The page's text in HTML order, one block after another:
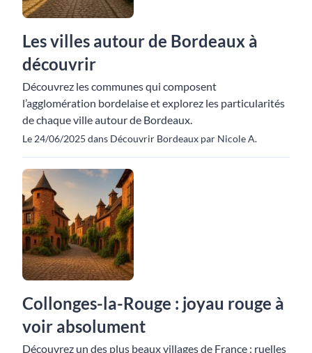
Les villes autour de Bordeaux à
découvrir
Découvrez les communes qui composent
l’agglomération bordelaise et explorez les particularités
de chaque ville autour de Bordeaux.
Le 24/06/2025 dans Découvrir Bordeaux par Nicole A.
Collonges-la-Rouge : joyau rouge à
voir absolument
Découvrez un des plus beaux villages de France : ruelles